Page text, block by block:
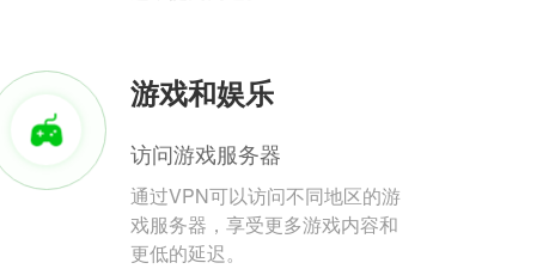
游戏和娱乐
访问游戏服务器
通过VPN可以访问不同地区的游
戏服务器，享受更多游戏内容和
更低的延迟。